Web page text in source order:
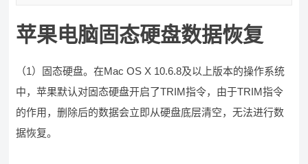
苹果电脑固态硬盘数据恢复
（1）固态硬盘。在Mac OS X 10.6.8及以上版本的操作系统
中，苹果默认对固态硬盘开启了TRIM指令，由于TRIM指令
的作用，删除后的数据会立即从硬盘底层清空，无法进行数
据恢复。